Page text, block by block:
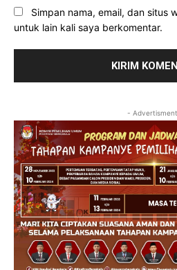
Simpan nama, email, dan situs
untuk lain kali saya berkomentar.
-